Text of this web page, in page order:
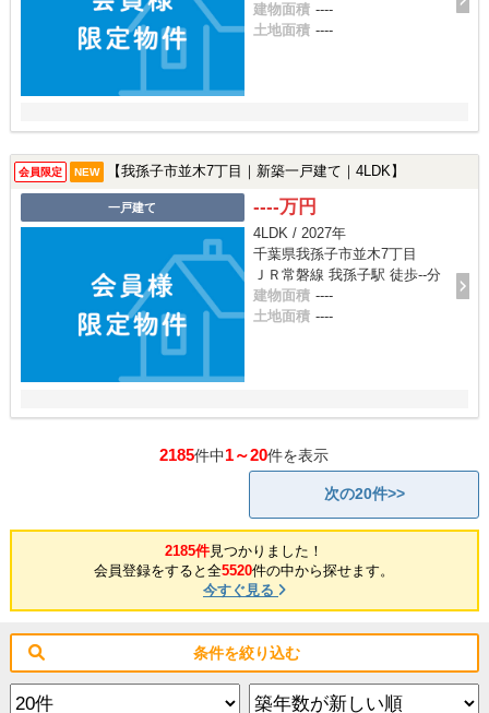
建物面積 ----
土地面積 ----
会員限定 NEW 【我孫子市並木7丁目｜新築一戸建て｜4LDK】
一戸建て ----万円
4LDK / 2027年
千葉県我孫子市並木7丁目
ＪＲ常磐線 我孫子駅 徒歩--分
建物面積 ----
土地面積 ----
2185件中1～20件を表示
次の20件>>
2185件見つかりました！
会員登録をすると全5520件の中から探せます。
今すぐ見る
条件を絞り込む